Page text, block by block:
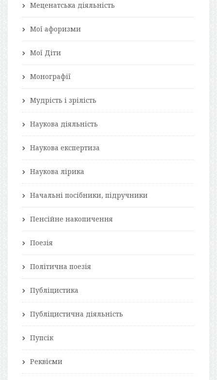
Меценатська діяльність
Мої афоризми
Мої Діти
Монографії
Мудрість і зрілість
Наукова діяльність
Наукова експертиза
Наукова лірика
Начальні посібники, підручники
Пенсійне накопичення
Поезія
Політична поезія
Публіцистика
Публіцистична діяльність
Пупсік
Реквієми